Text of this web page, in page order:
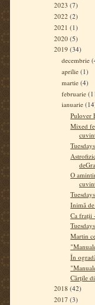
2023 (7)
2022 (2)
2021 (1)
2020 (5)
2019 (34)
decembrie
aprilie (1)
martie (4)
februarie
ianuarie
Pulover
Mixed
O
Inimă
Ca frații
Martin
În
Cărțile
2018 (42)
2017 (3)